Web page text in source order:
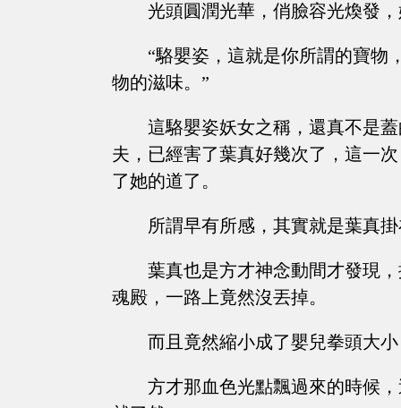
光頭圓潤光華，俏臉容光煥發
“駱嬰姿，這就是你所謂的寶物
物的滋味。”
這駱嬰姿妖女之稱，還真不是
夫，已經害了葉真好幾次了，這一
了她的道了。
所謂早有所感，其實就是葉真
葉真也是方才神念動間才發現
魂殿，一路上竟然沒丟掉。
而且竟然縮小成了嬰兒拳頭大
方才那血色光點飄過來的時候